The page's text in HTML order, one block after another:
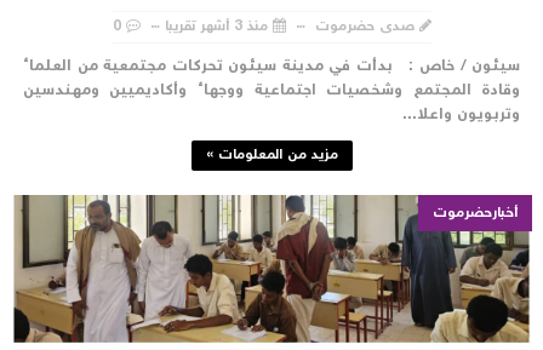
صدى حضرموت منذ 3 أشهر تقريبا 0
/ خاص : بدأت في مدينة سيئون تحركات مجتمعية من العلماء
المجتمع وشخصيات اجتماعية ووجهاء وأكاديميين ومهندسين
واعلا...
مزيد من المعلومات »
أخبارحضرموت